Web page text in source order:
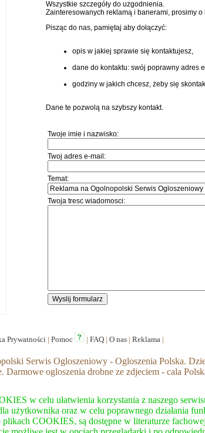
Wszystkie szczegóły do uzgodnienia.
Zainteresowanych reklamą i banerami, prosimy o
Pisząc do nas, pamiętaj aby dołączyć:
opis w jakiej sprawie się kontaktujesz,
dane do kontaktu: swój poprawny adres
godziny w jakich chcesz, żeby się
Dane te pozwolą na szybszy kontakt.
Twoje imie i nazwisko:
Twoj adres e-mail:
Temat:
Twoja tresc wiadomosci:
Prywatności | Pomoc | FAQ | O nas | Reklama |
Serwis Ogloszeniowy - Ogloszenia Polska.
Darmowe ogloszenia drobne ze zdjeciem - cala
w celu ułatwienia korzystania z naszego
użytkownika oraz w celu poprawnego działania
plikach COOKIES, są dostępne w literaturze